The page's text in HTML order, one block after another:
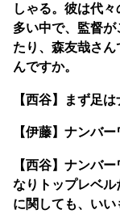
しゃる。彼は代
多い中で、監督
たり、森友哉さ
んですか。
【西谷】まず足
【伊藤】ナンバー
【西谷】ナンバ
なりトップレベ
に関しても、い